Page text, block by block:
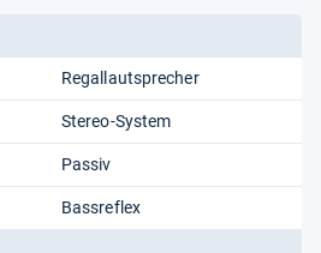
Regallautsprecher
Stereo-System
Passiv
Bassreflex